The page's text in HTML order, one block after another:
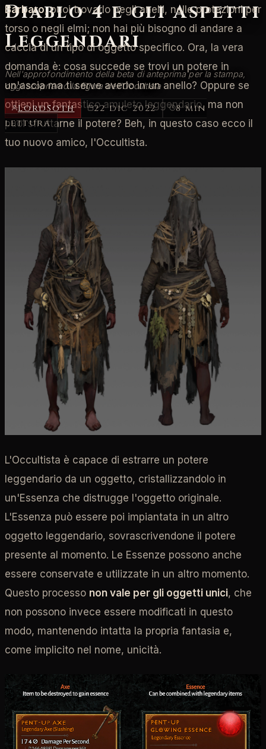
Diablo 4 e gli Aspetti
Leggendari
Nell'approfondimento della beta di anteprima per la stampa,
oggi scopriamo la figura dell'Occultista
LordSoth 22 dic 2022
8 min
lettura
Barbaro, puoi trovarlo negli anelli, nelle protezioni per
torso o negli elmi; non hai più bisogno di andare a
caccia di un tipo di oggetto specifico. Ora, la vera
domanda è: cosa succede se trovi un potere in
un'ascia ma ti serve averlo in un anello? Oppure se
ottieni un fantastico amuleto leggendario, ma non
puoi sfruttarne il potere? Beh, in questo caso ecco il
tuo nuovo amico, l'Occultista.
L'Occultista è capace di estrarre un potere
leggendario da un oggetto, cristallizzandolo in
un'Essenza che distrugge l'oggetto originale.
L'Essenza può essere poi impiantata in un altro
oggetto leggendario, sovrascrivendone il potere
presente al momento. Le Essenze possono anche
essere conservate e utilizzate in un altro momento.
Questo processo non vale per gli oggetti unici, che
non possono invece essere modificati in questo
modo, mantenendo intatta la propria fantasia e,
come implicito nel nome, unicità.